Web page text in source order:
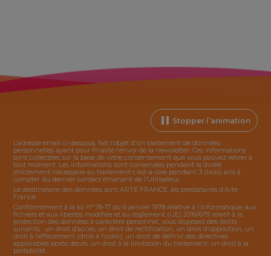
Stopper l’animation
L’adresse email ci-dessous, fait l’objet d’un traitement de données
personnelles ayant pour finalité l’envoi de la newsletter. Ces informations
sont collectées sur la base de votre consentement que vous pouvez retirer à
tout moment. Les informations sont conservées pendant la durée
strictement nécessaire au traitement c’est-à-dire pendant 3 (trois) ans à
compter du dernier contact émanant de l’Utilisateur.
Le destinataire des données sont ARTE FRANCE, les prestataires d’Arte
France.
Conformément à la loi n° 78-17 du 6 janvier 1978 relative à l’informatique, aux
fichiers et aux libertés modifiée et au règlement (UE) 2016/679 relatif à la
protection des données à caractère personnel, vous disposez des droits
suivants : un droit d’accès, un droit de rectification, un droit d’opposition, un
droit à l’effacement (droit à l’oubli), un droit de définir des directives
applicables après décès, un droit à la limitation du traitement, un droit à la
portabilité.